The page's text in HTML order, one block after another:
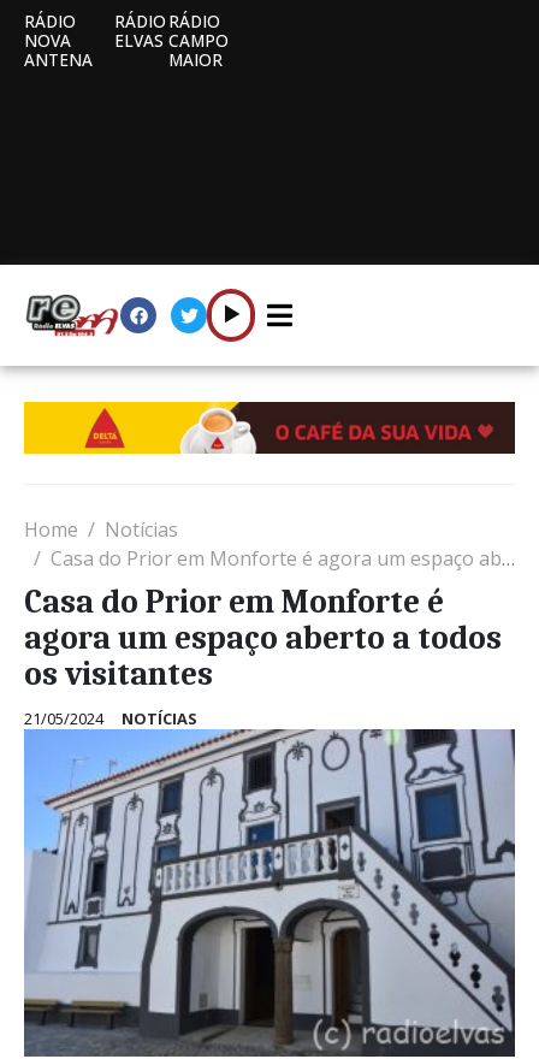
RÁDIO
NOVA
ANTENA
RÁDIO
ELVAS
RÁDIO
CAMPO
MAIOR
Home
Notícias
Casa do Prior em Monforte é agora um espaço aberto a todos os visitantes
Casa do Prior em Monforte é
agora um espaço aberto a todos
os visitantes
21/05/2024 NOTÍCIAS